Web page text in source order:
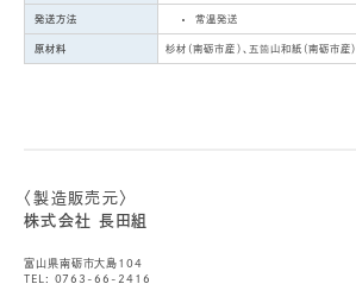
発送方法 常温発送
原材料 杉材（南砺市産）、五箇山和紙（南砺市産）
〈製造販売元〉
株式会社 長田組
富山県南砺市大島104
TEL: 0763-66-2416